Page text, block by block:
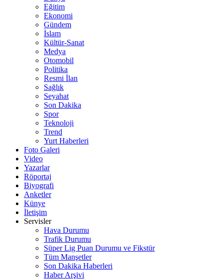
Eğitim
Ekonomi
Gündem
İslam
Kültür-Sanat
Medya
Otomobil
Politika
Resmi İlan
Sağlık
Seyahat
Son Dakika
Spor
Teknoloji
Trend
Yurt Haberleri
Foto Galeri
Video
Yazarlar
Röportaj
Biyografi
Anketler
Künye
İletişim
Servisler
Hava Durumu
Trafik Durumu
Süper Lig Puan Durumu ve Fikstür
Tüm Manşetler
Son Dakika Haberleri
Haber Arşivi